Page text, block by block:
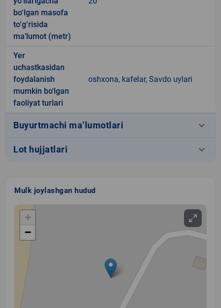
bo‘lgan masofa
to‘g‘risida
ma’lumot (metr)
Yer
uchastkasidan
foydalanish
mumkin bo'lgan
faoliyat turlari
oshxona, kafelar, Savdo uylari
Buyurtmachi ma’lumotlari keyboard_arrow_down
Lot hujjatlari keyboard_arrow_down
Mulk joylashgan hudud
+
−